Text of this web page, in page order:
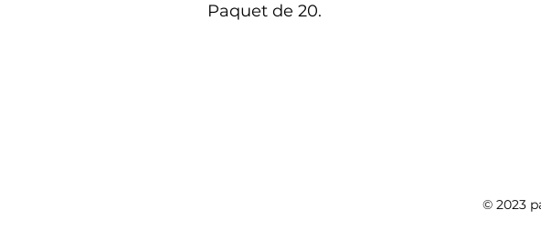
Paquet de 20.
© 2023